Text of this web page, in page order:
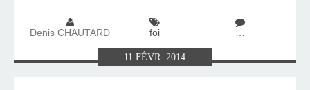
Denis CHAUTARD foi …
11FÉVR.2014